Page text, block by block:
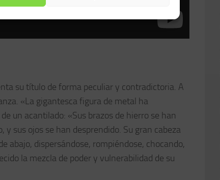
su título de forma peculiar y contradictoria. A
«La gigantesca figura de metal ha
un acantilado: «Sus brazos de hierro se han
y sus ojos se han desprendido. Su gran cabeza
abajo, dispersándose, rompiéndose, chocando,
la mezcla de poder y vulnerabilidad de su